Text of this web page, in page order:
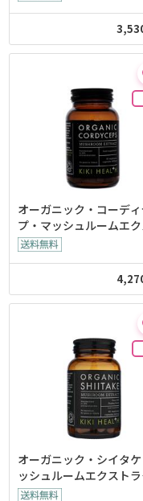
オーガニック・コーデ
プ・マッシュルームエ
ラクト(Kiki-Health)
オーガニック・シイタ
ッシュルームエクスト
(Kiki-Health)